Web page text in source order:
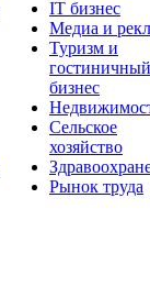
IT бизнес
Медиа и
Туризм и
гостиничный
бизнес
Сельское
хозяйство
Рынок труда